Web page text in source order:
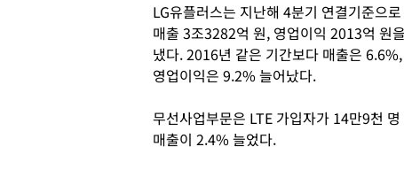
LG유플러스는 지난해 4분기 연결기준으로
매출 3조3282억 원, 영업이익 2013억 원을
냈다. 2016년 같은 기간보다 매출은 6.6%,
영업이익은 9.2% 늘어났다.
무선사업부문은 LTE 가입자가 14만9천
매출이 2.4% 늘었다.